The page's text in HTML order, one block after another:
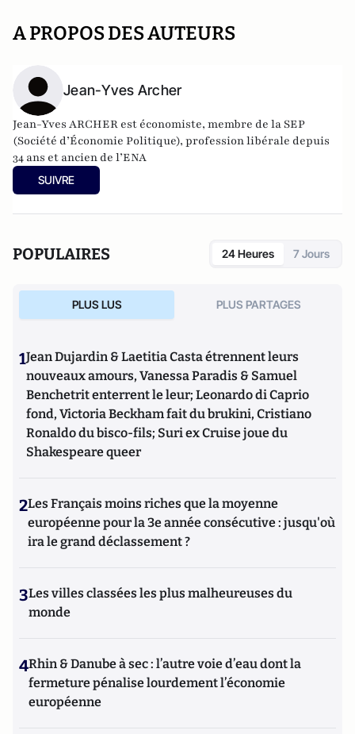
A PROPOS DES AUTEURS
Jean-Yves Archer
Jean-Yves ARCHER est économiste, membre de la SEP
(Société d’Économie Politique), profession libérale depuis
34 ans et ancien de l’ENA
SUIVRE
POPULAIRES 24 Heures 7 Jours
PLUS LUS PLUS PARTAGES
1Jean Dujardin & Laetitia Casta étrennent leurs
nouveaux amours, Vanessa Paradis & Samuel
Benchetrit enterrent le leur; Leonardo di Caprio
fond, Victoria Beckham fait du brukini, Cristiano
Ronaldo du bisco-fils; Suri ex Cruise joue du
Shakespeare queer
2Les Français moins riches que la moyenne
européenne pour la 3e année consécutive : jusqu'où
ira le grand déclassement ?
3Les villes classées les plus malheureuses du
monde
4Rhin & Danube à sec : l’autre voie d’eau dont la
fermeture pénalise lourdement l’économie
européenne